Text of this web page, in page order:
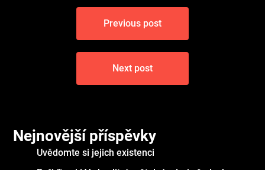
Navigace
příspěvek
Previous post
Next post
Nejnovější příspěvky
Uvědomte si jejich existenci